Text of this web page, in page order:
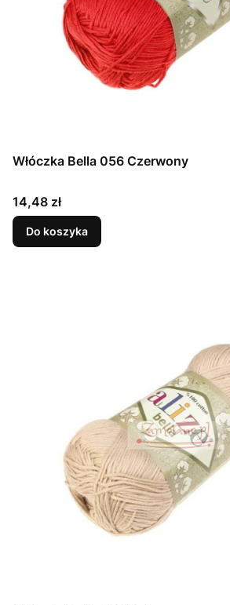
Włóczka Bella 056 Czerwony
Cena
14,48 zł
Do koszyka